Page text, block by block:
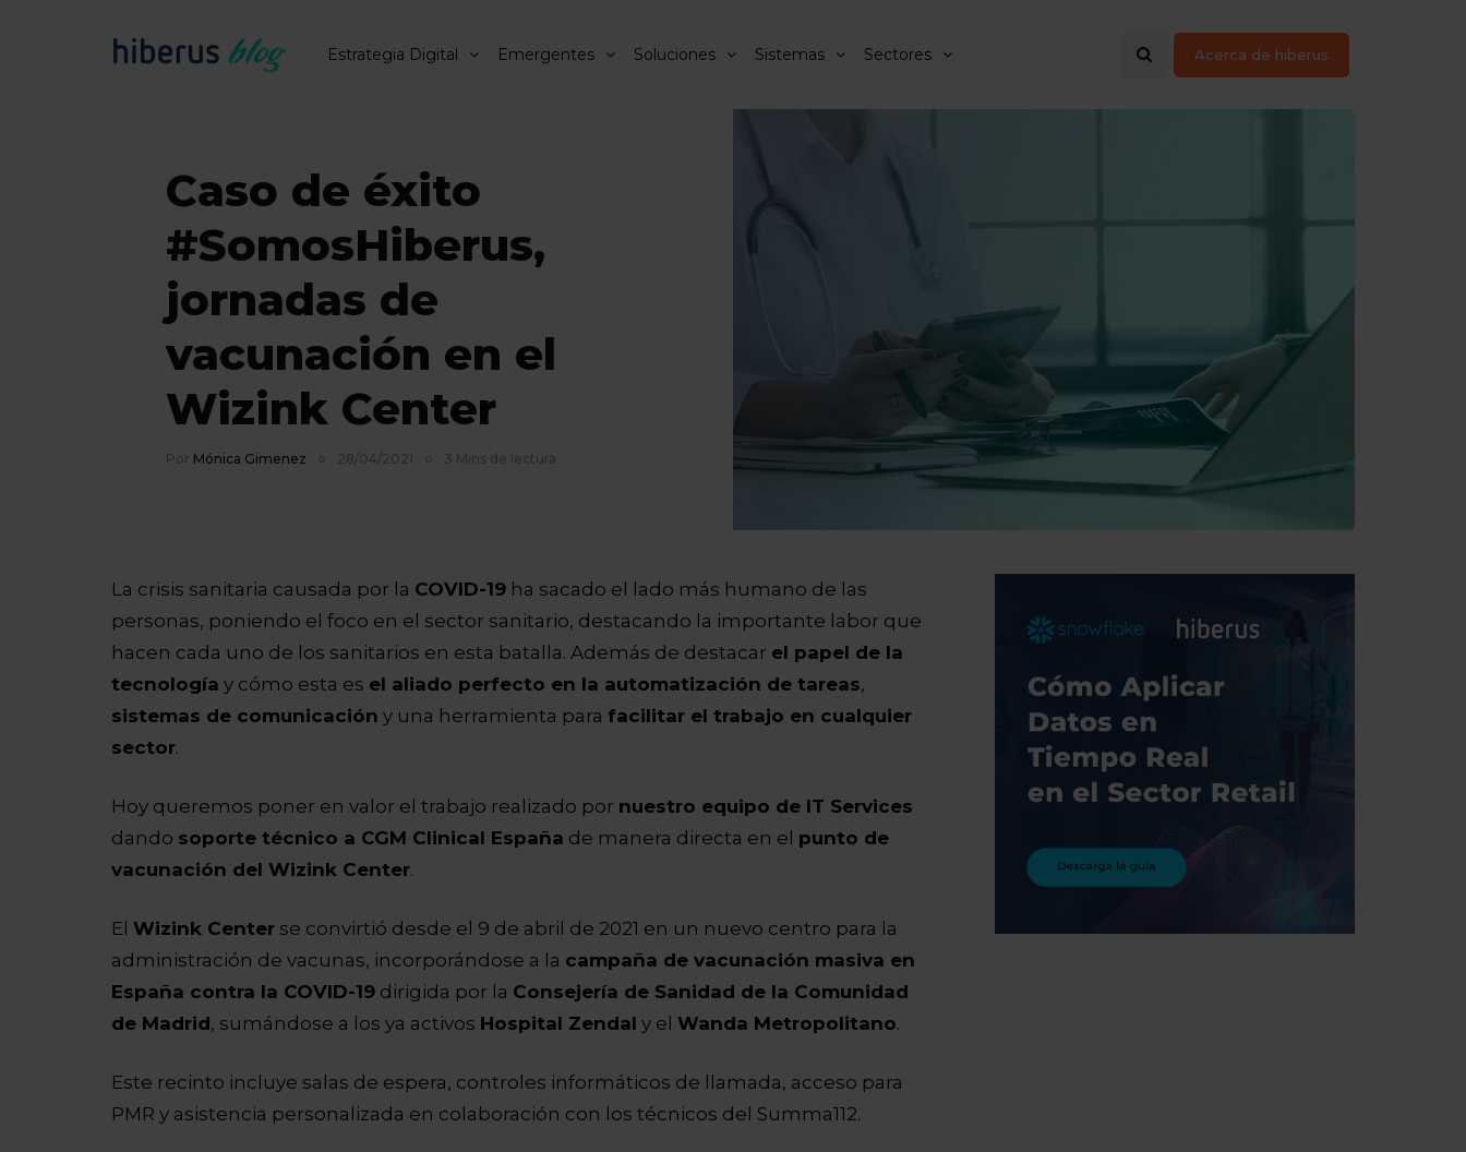
Estrategia Digital Emergentes Soluciones Sistemas Sectores Acerca de hiberus
Caso de éxito
#SomosHiberus,
jornadas de
vacunación en el
Wizink Center
Por Mónica Gimenez 28/04/2021 3 Mins de lectura
La crisis sanitaria causada por la COVID-19 ha sacado el lado más humano de las
personas, poniendo el foco en el sector sanitario, destacando la importante labor que
hacen cada uno de los sanitarios en esta batalla. Además de destacar el papel de la
tecnología y cómo esta es el aliado perfecto en la automatización de tareas,
sistemas de comunicación y una herramienta para facilitar el trabajo en cualquier
sector.
Hoy queremos poner en valor el trabajo realizado por nuestro equipo de IT Services
dando soporte técnico a CGM Clinical España de manera directa en el punto de
vacunación del Wizink Center.
El Wizink Center se convirtió desde el 9 de abril de 2021 en un nuevo centro para la
administración de vacunas, incorporándose a la campaña de vacunación masiva en
España contra la COVID-19 dirigida por la Consejería de Sanidad de la Comunidad
de Madrid, sumándose a los ya activos Hospital Zendal y el Wanda Metropolitano.
Este recinto incluye salas de espera, controles informáticos de llamada, acceso para
PMR y asistencia personalizada en colaboración con los técnicos del Summa112.